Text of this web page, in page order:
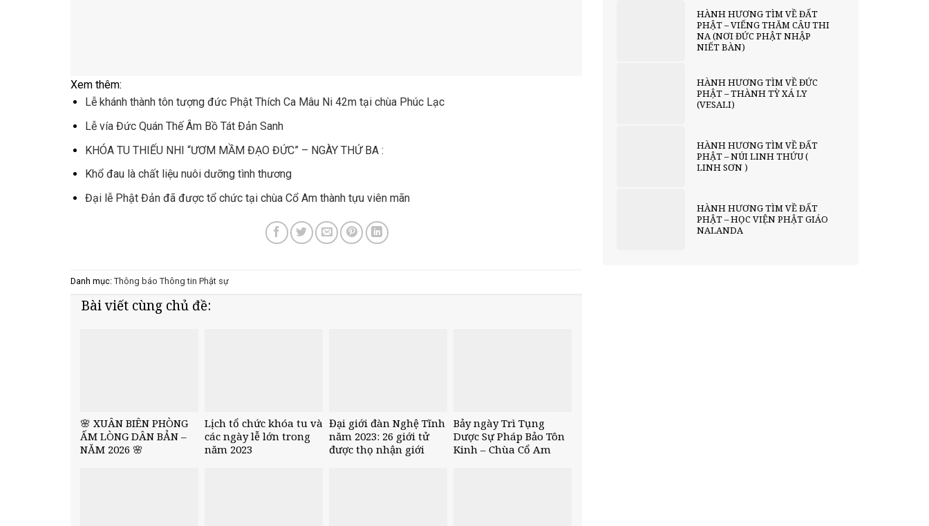
Xem thêm:
Lễ khánh thành tôn tượng đức Phật Thích Ca Mâu Ni 42m tại chùa Phúc Lạc
Lễ vía Đức Quán Thế Âm Bồ Tát Đản Sanh
KHÓA TU THIẾU NHI “ƯƠM MẦM ĐẠO ĐỨC” – NGÀY THỨ BA :
Khổ đau là chất liệu nuôi dưỡng tình thương
Đại lễ Phật Đản đã được tổ chức tại chùa Cổ Am thành tựu viên mãn
Danh mục: Thông báo Thông tin Phật sự
Bài viết cùng chủ đề:
🌸 XUÂN BIÊN PHÒNG
ẤM LÒNG DÂN BẢN –
NĂM 2026 🌸
Lịch tổ chức khóa tu và
các ngày lễ lớn trong
năm 2023
Đại giới đàn Nghệ Tĩnh
năm 2023: 26 giới tử
được thọ nhận giới
Bảy ngày Trì Tụng
Dược Sự Pháp Bảo Tôn
Kinh – Chùa Cổ Am
HÀNH HƯƠNG TÌM VỀ ĐẤT
PHẬT – VIẾNG THĂM CÂU THI
NA (NƠI ĐỨC PHẬT NHẬP
NIẾT BÀN)
HÀNH HƯƠNG TÌM VỀ ĐỨC
PHẬT – THÀNH TỲ XÁ LY
(VESALI)
HÀNH HƯƠNG TÌM VỀ ĐẤT
PHẬT – NÚI LINH THỨU (
LINH SƠN )
HÀNH HƯƠNG TÌM VỀ ĐẤT
PHẬT – HỌC VIỆN PHẬT GIÁO
NALANDA